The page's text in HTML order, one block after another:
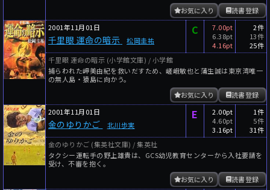
読書登録
お気に入り
2001年11月01日
千里眼 運命の暗示 松岡圭祐
C
7.00pt
6.38pt
4.16pt
2件
13件
25件
千里眼 運命の暗示 (小学館文庫) / 小学館
捕らわれた岬美由紀を救いだすため、嵯峨敏也と蒲生誠は東京湾唯一
の無人島・猿島に向かう。
読書登録
お気に入り
2001年11月01日
金のゆりかご 北川歩実
E
2.00pt
4.60pt
3.16pt
1件
5件
31件
金のゆりかご (集英社文庫) / 集英社
タクシー運転手の野上雄貴は、GCS幼児教育センターから入社要請を
受け、不審を抱く。
読書登録
お気に入り